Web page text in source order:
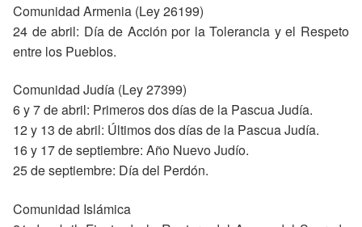
Comunidad Armenia (Ley 26199)
24 de abril: Día de Acción por la Tolerancia y el Respeto
entre los Pueblos.
Comunidad Judía (Ley 27399)
6 y 7 de abril: Primeros dos días de la Pascua Judía.
12 y 13 de abril: Últimos dos días de la Pascua Judía.
16 y 17 de septiembre: Año Nuevo Judío.
25 de septiembre: Día del Perdón.
Comunidad Islámica